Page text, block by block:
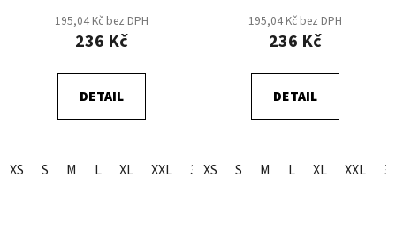
195,04 Kč bez DPH
236 Kč
DETAIL
XS S M L XL XXL 3XL
195,04 Kč bez DPH
236 Kč
DETAIL
XS S M L XL XXL